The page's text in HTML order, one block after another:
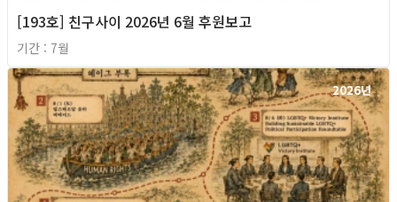
[193호] 친구사이 2026년 6월 후원보고
기간 : 7월
2026년